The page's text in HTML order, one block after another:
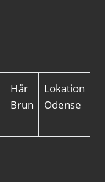
Hår
Brun
Lokation
Odense